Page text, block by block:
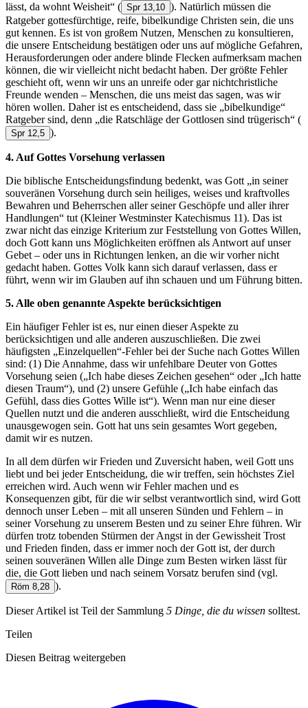
lässt, da wohnt Weisheit“ ( Spr 13,10 ). Natürlich müssen die
Ratgeber gottesfürchtige, reife, bibelkundige Christen sein, die uns
gut kennen. Es ist von großem Nutzen, Menschen zu konsultieren,
die unsere Entscheidung bestätigen oder uns auf mögliche Gefahren,
Herausforderungen oder andere blinde Flecken aufmerksam machen
können, die wir vielleicht nicht bedacht haben. Der größte Fehler
geschieht oft, wenn wir uns an unreife oder gar nichtchristliche
Freunde wenden – Menschen, die uns meist das sagen, was wir
hören wollen. Daher ist es entscheidend, dass sie „bibelkundige“
Ratgeber sind, denn „die Ratschläge der Gottlosen sind trügerisch“ (
Spr 12,5 ).
4. Auf Gottes Vorsehung verlassen
Die biblische Entscheidungsfindung bedenkt, was Gott „in seiner
souveränen Vorsehung durch sein heiliges, weises und kraftvolles
Bewahren und Beherrschen aller seiner Geschöpfe und aller ihrer
Handlungen“ tut (Kleiner Westminster Katechismus 11). Das ist
zwar nicht das einzige Kriterium zur Feststellung von Gottes Willen,
doch Gott kann uns Möglichkeiten eröffnen als Antwort auf unser
Gebet – oder uns in Richtungen lenken, an die wir vorher nicht
gedacht haben. Gottes Volk kann sich darauf verlassen, dass er
führt, wenn wir im Glauben auf ihn schauen und um Führung bitten.
5. Alle oben genannte Aspekte berücksichtigen
Ein häufiger Fehler ist es, nur einen dieser Aspekte zu
berücksichtigen und alle anderen auszuschließen. Die zwei
häufigsten „Einzelquellen“-Fehler bei der Suche nach Gottes Willen
sind: (1) Die Annahme, dass wir unfehlbare Deuter von Gottes
Vorsehung seien („Ich habe dieses Zeichen gesehen“ oder „Ich hatte
diesen Traum“), und (2) unsere Gefühle („Ich habe einfach das
Gefühl, dass dies Gottes Wille ist“). Wenn man nur eine dieser
Quellen nutzt und die anderen ausschließt, wird die Entscheidung
unausgewogen sein. Gott hat uns sein gesamtes Wort gegeben,
damit wir es nutzen.
In all dem dürfen wir Frieden und Zuversicht haben, weil Gott uns
liebt und bei jeder Entscheidung, die wir treffen, sein höchstes Ziel
erreichen wird. Auch wenn wir Fehler machen und es
Konsequenzen gibt, für die wir selbst verantwortlich sind, wird Gott
dennoch unser Leben – mit all unseren Sünden und Fehlern – in
seiner Vorsehung zu unserem Besten und zu seiner Ehre führen. Wir
dürfen trotz tobenden Stürmen der Angst in der Gewissheit Trost
und Frieden finden, dass er immer noch der Gott ist, der durch
seinen souveränen Willen alle Dinge zum Besten wirken lässt für
die, die Gott lieben und nach seinem Vorsatz berufen sind (vgl.
Röm 8,28 ).
Dieser Artikel ist Teil der Sammlung 5 Dinge, die du wissen solltest.
Teilen
Diesen Beitrag weitergeben